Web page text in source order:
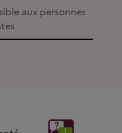
aux personnes